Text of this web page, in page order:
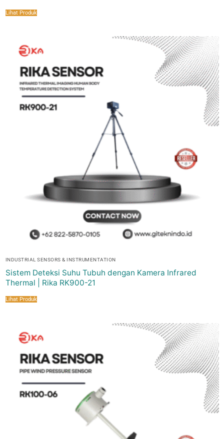
Lihat Produk
INDUSTRIAL SENSORS & INSTRUMENTATION
Sistem Deteksi Suhu Tubuh dengan Kamera Infrared
Thermal | Rika RK900-21
Lihat Produk